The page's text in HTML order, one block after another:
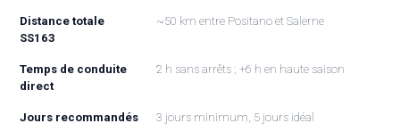
Distance totale
SS163
~50 km entre Positano et Salerne
Temps de conduite
direct
2 h sans arrêts ; +6 h en haute saison
Jours recommandés 3 jours minimum, 5 jours idéal